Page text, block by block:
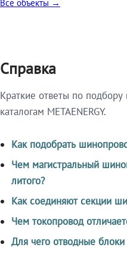
Все объекты →
Справка
Краткие ответы по
каталогам METAENERGY.
Как подобрать
Чем магистральный
литого?
Как соединяют секции
Чем токопровод
Для чего отводные